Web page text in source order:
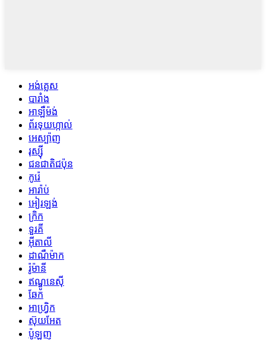
អង់គ្លេស
បារាំង
អាឡឺម៉ង់
ព័រទុយហ្កាល់
អេស្ប៉ាញ
រុស្ស៊ី
ជនជាតិជប៉ុន
កូរ៉េ
អារ៉ាប់
អៀរឡង់
ក្រិក
ទួរគី
អ៊ីតាលី
ដាណឺម៉ាក
រ៉ូម៉ានី
ឥណ្ឌូនេស៊ី
ឆែក
អាហ្រ្វិក
ស៊ុយអែត
ប៉ូឡូញ